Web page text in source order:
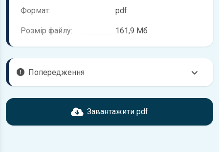
Формат: pdf
Розмір файлу: 161,9 Мб
Попередження
Перед завантаженням ознайомтесь з характеристиками
Nissan Patrol, що надані в книзі. Можливі розбіжності,
Завантажити pdf